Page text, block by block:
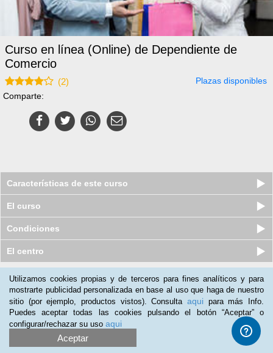
Curso en línea (Online) de Dependiente de
Comercio
(2)
Plazas disponibles
Comparte:
Características de este curso
El curso
Condiciones
El centro
Nuestros clientes opinan:
Sara Jorquera (18-08-2017)
Poco tiempo para realización. Bastante completo y bien
Utilizamos cookies propias y de terceros para fines analíticos y para
mostrarte publicidad personalizada en base al uso que haga de nuestro
sitio (por ejemplo, productos vistos). Consulta aqui para más Info.
Puedes aceptar todas las cookies pulsando el botón “Aceptar” o
configurar/rechazar su uso aqui
Aceptar